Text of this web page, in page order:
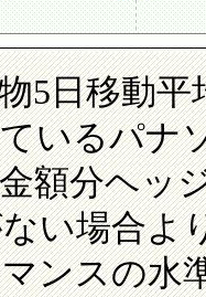
5日移動
いるパナ
額分ヘッ
い場合よ
ンスの水